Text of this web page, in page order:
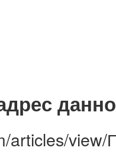
articles/view/